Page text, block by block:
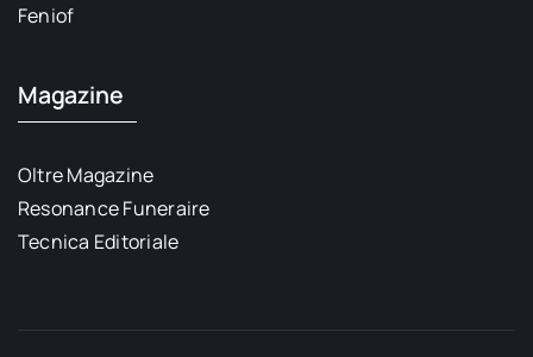
Feniof
Magazine
Oltre Magazine
Resonance Funeraire
Tecnica Editoriale